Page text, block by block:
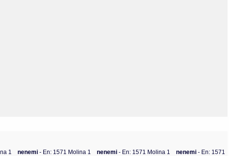
1 nenemi- En: 1571 Molina 1 nenemi- En: 1571 Molina 1 nenemi- En: 1571